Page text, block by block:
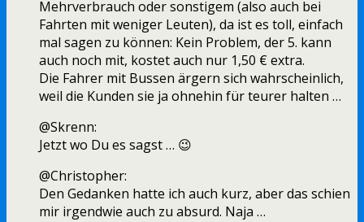
Mehrverbrauch oder sonstigem (also auch bei
Fahrten mit weniger Leuten), da ist es toll, einfach
mal sagen zu können: Kein Problem, der 5. kann
auch noch mit, kostet auch nur 1,50 € extra.
Die Fahrer mit Bussen ärgern sich wahrscheinlich,
weil die Kunden sie ja ohnehin für teurer halten …
@Skrenn:
Jetzt wo Du es sagst … 😉
@Christopher:
Den Gedanken hatte ich auch kurz, aber das schien
mir irgendwie auch zu absurd. Naja …